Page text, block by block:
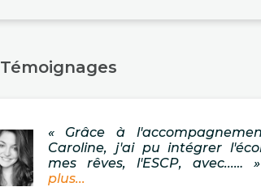
Témoignages
« Grâce à
Caroline, j'ai pu intégrer
mes rêves, l'ESCP, avec...… »
plus...